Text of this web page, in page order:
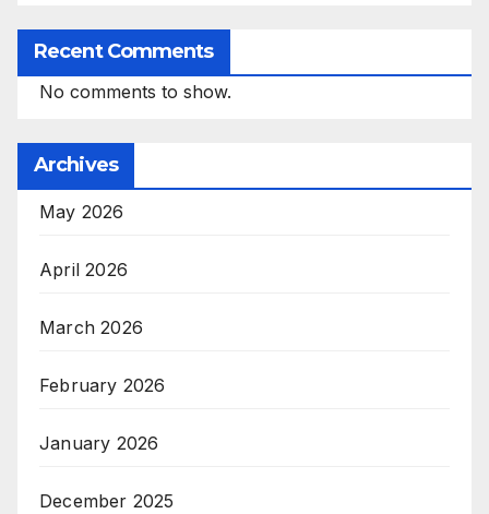
Recent Comments
No comments to show.
Archives
May 2026
April 2026
March 2026
February 2026
January 2026
December 2025